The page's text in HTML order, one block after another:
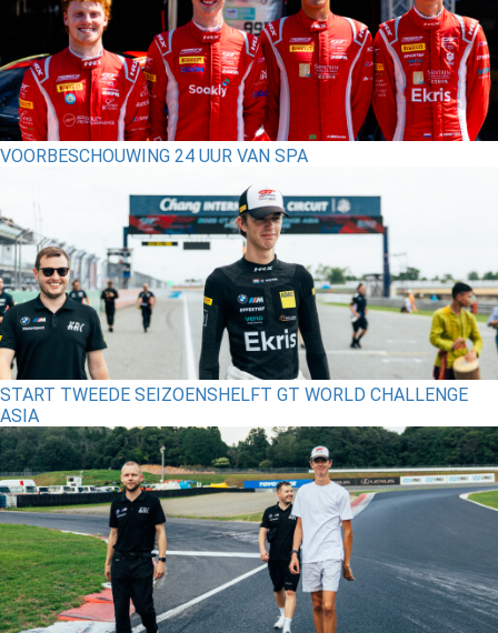
VOORBESCHOUWING 24 UUR VAN SPA
START TWEEDE SEIZOENSHELFT GT WORLD CHALLENGE
ASIA